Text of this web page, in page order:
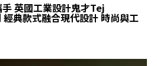
英國工業設計鬼才Tej
典款式融合現代設計 時尚與工